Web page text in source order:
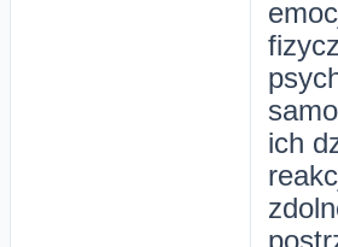
ich